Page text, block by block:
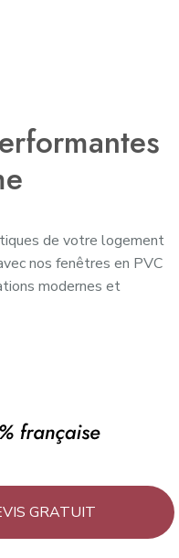
de votre logement
nos fenêtres en PVC
modernes et
GRATUIT